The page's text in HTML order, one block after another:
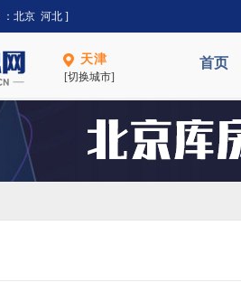
北京 河北 ]
天津
[切换城市]
首页